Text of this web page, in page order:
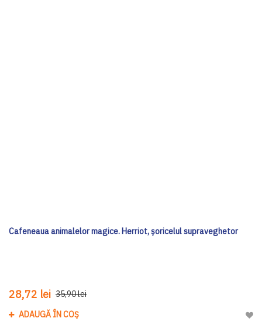
Cafeneaua animalelor magice. Herriot, șoricelul supraveghetor
28,72 lei 35,90 lei
ADAUGĂ ÎN COȘ